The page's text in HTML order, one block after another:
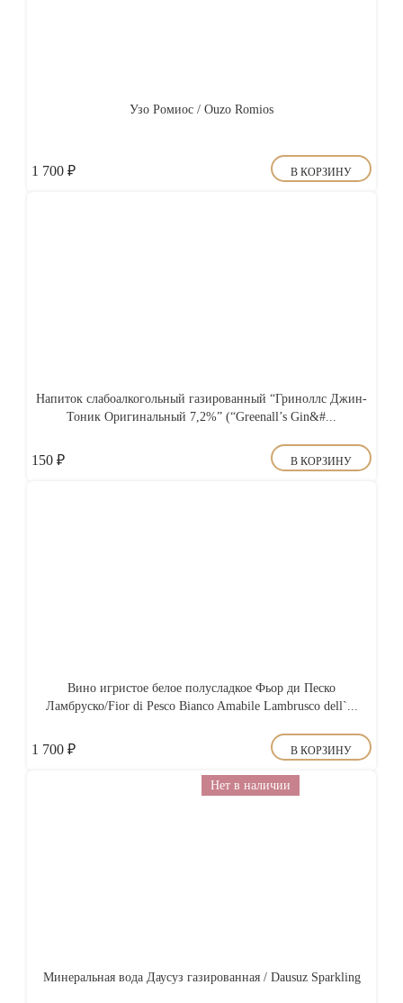
Узо Ромиос / Ouzo Romios
1 700 ₽ В КОРЗИНУ
Напиток слабоалкогольный газированный “Гриноллс Джин-
Тоник Оригинальный 7,2%” (“Greenall’s Gin&#...
150 ₽ В КОРЗИНУ
Вино игристое белое полусладкое Фьор ди Песко
Ламбруско/Fior di Pesco Bianco Amabile Lambrusco dell`...
1 700 ₽ В КОРЗИНУ
Нет в наличии
Минеральная вода Даусуз газированная / Dausuz Sparkling